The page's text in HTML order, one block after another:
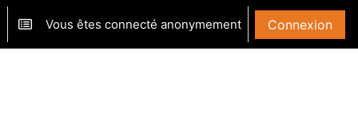
désactiver la saisie de recherche
Vous êtes connecté anonymement Connexion